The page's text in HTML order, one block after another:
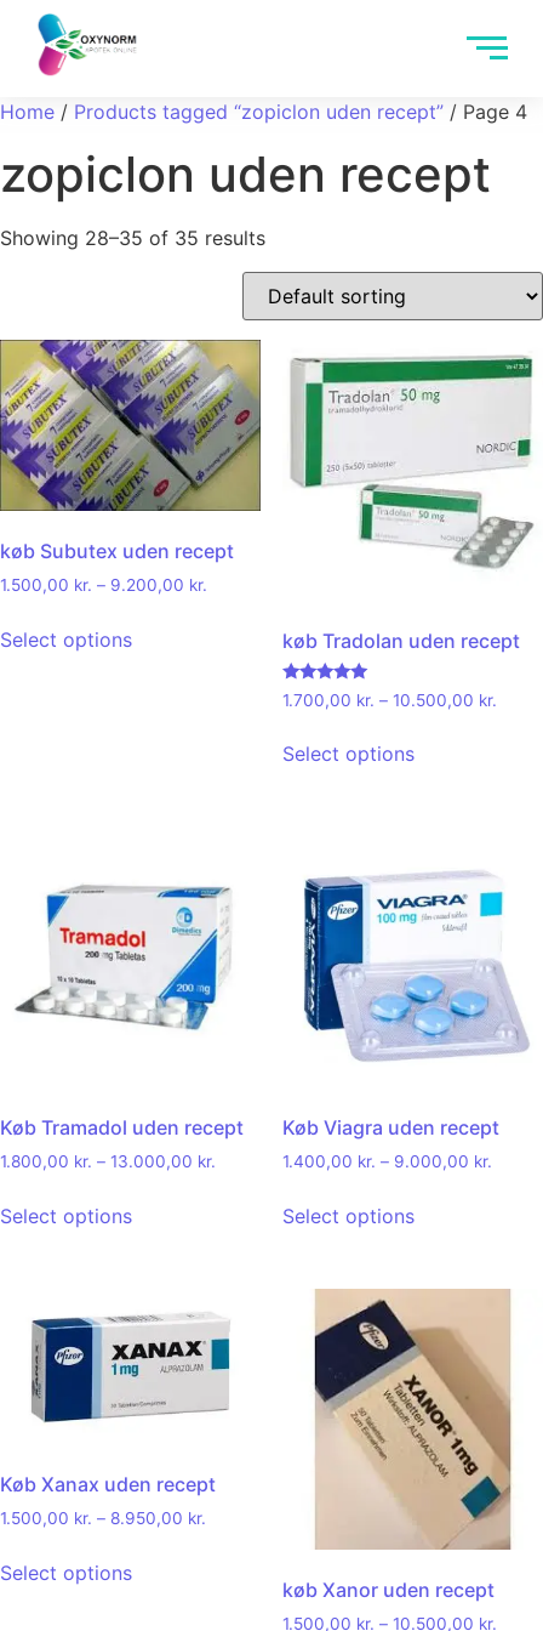
Home / Products tagged “zopiclon uden recept” / Page 4
zopiclon uden recept
Showing 28–35 of 35 results
køb Subutex uden recept
1.500,00 kr. – 9.200,00 kr.
Select options køb Tradolan uden recept
Rated
5.00
1.700,00 kr. – 10.500,00 kr.
Select options
Køb Tramadol uden recept
1.800,00 kr. – 13.000,00 kr.
Select options
Køb Viagra uden recept
1.400,00 kr. – 9.000,00 kr.
Select options
Køb Xanax uden recept
1.500,00 kr. – 8.950,00 kr.
Select options
køb Xanor uden recept
1.500,00 kr. – 10.500,00 kr.